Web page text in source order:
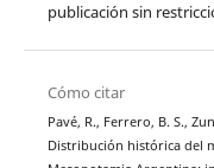
publicación sin
Cómo citar
Pavé, R., Ferrero, B. S.,
Distribución histórica del